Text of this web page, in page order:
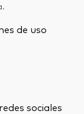
de uso
sociales